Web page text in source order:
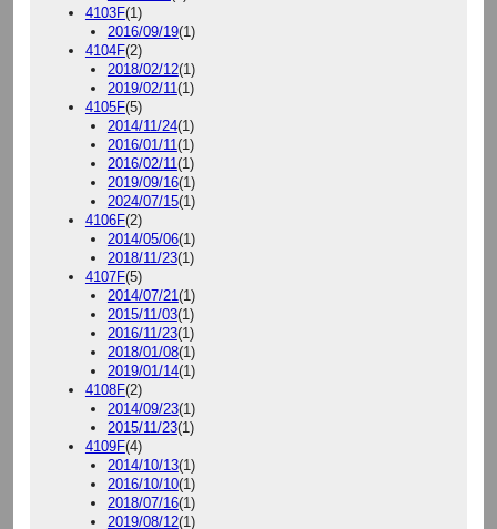
4103F(1)
2016/09/19(1)
4104F(2)
2018/02/12(1)
2019/02/11(1)
4105F(5)
2014/11/24(1)
2016/01/11(1)
2016/02/11(1)
2019/09/16(1)
2024/07/15(1)
4106F(2)
2014/05/06(1)
2018/11/23(1)
4107F(5)
2014/07/21(1)
2015/11/03(1)
2016/11/23(1)
2018/01/08(1)
2019/01/14(1)
4108F(2)
2014/09/23(1)
2015/11/23(1)
4109F(4)
2014/10/13(1)
2016/10/10(1)
2018/07/16(1)
2019/08/12(1)